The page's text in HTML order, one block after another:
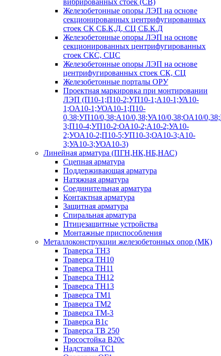
Железобетонные опоры ЛЭП на основе
секционированных центрифугированных
стоек СК СБ.К,Д, СЦ СБ.К.Д
Железобетонные опоры ЛЭП на основе
секционированных центрифугированных
стоек СКС, СЦС
Железобетонные опоры ЛЭП на основе
центрифугированных стоек СК, СЦ
Железобетонные порталы ОРУ
Проектная маркировка при монтировании
ЛЭП (П10-1;П10-2;УП10-1;А10-1;УА10-
1;ОА10-1;УОА10-1;П10-
0,38;УП10/0,38;А10/0,38;УА10/0,38;ОА10/
3;П10-4;УП10-2;ОА10-2;А10-2;УА10-
2;УОА10-2;П10-5;УП10-3;ОА10-3;А10-
3;УА10-3;УОА10-3)
Линейная арматура (ПГН,НК,НБ,НАС)
Сцепная арматура
Поддерживающая арматура
Натяжная арматура
Соединительная арматура
Контактная арматура
Защитная арматура
Спиральная арматура
Птицезащитные устройства
Монтажные приспособления
Металлоконструкции железобетонных опор (МК)
Траверса ТН3
Траверса ТН10
Траверса ТН11
Траверса ТН12
Траверса ТН13
Траверса ТМ1
Траверса ТМ2
Траверса ТМ-3
Траверса В1с
Траверса ТВ 250
Тросостойка В20с
Надставка ТС1